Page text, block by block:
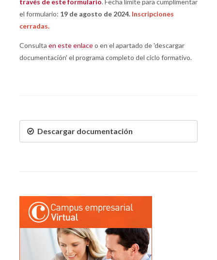
el formulario: 19 de agosto de 2024. Inscripciones
cerradas.
Consulta en este enlaceo en el apartado de 'descargar
documentación' el programa completo del ciclo formativo.
Descargar documentación